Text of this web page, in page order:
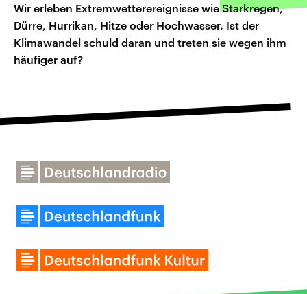
Wir erleben Extremwetterereignisse wie Starkregen,
Dürre, Hurrikan, Hitze oder Hochwasser. Ist der
Klimawandel schuld daran und treten sie wegen ihm
häufiger auf?